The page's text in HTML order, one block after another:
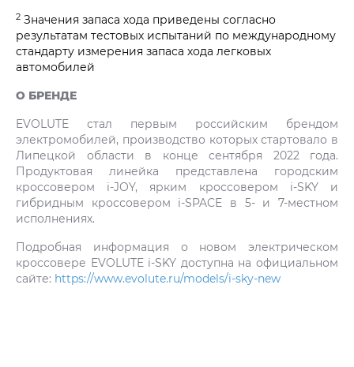
2 Значения запаса хода приведены согласно
результатам тестовых испытаний по международному
стандарту измерения запаса хода легковых
автомобилей
О БРЕНДЕ
EVOLUTE стал первым российским брендом
электромобилей, производство которых стартовало в
Липецкой области в конце сентября 2022 года.
Продуктовая линейка представлена городским
кроссовером i‑JOY, ярким кроссовером i‑SKY и
гибридным кроссовером i‑SPACE в 5- и 7-местном
исполнениях.
Подробная информация о новом электрическом
кроссовере EVOLUTE i‑SKY доступна на официальном
сайте: https://www.evolute.ru/models/i-sky-new